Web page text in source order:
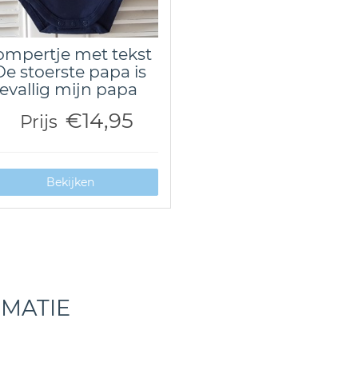
met tekst
stoerste papa is
mijn papa
Prijs €14,95
Bekijken